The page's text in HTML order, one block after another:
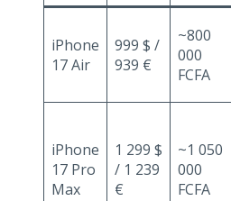
iPhone
17 Air
999 $ /
939 €
~800
000
FCFA
iPhone
17 Pro
Max
1 299 $
/ 1 239
€
~1 050
000
FCFA